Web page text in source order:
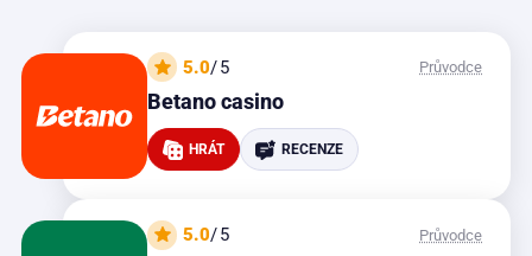
5.0/5 Průvodce
Betano casino
HRÁT RECENZE
5.0/5 Průvodce